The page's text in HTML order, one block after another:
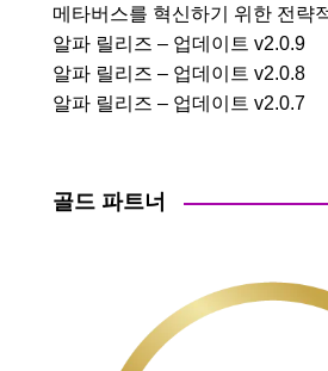
메타버스를 혁신하기 위한 전략
알파 릴리즈 – 업데이트 v2.0.9
알파 릴리즈 – 업데이트 v2.0.8
알파 릴리즈 – 업데이트 v2.0.7
골드 파트너